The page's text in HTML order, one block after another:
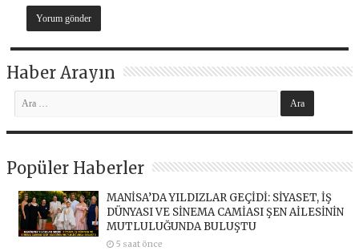
Haber Arayın
Popüler Haberler
MANİSA’DA YILDIZLAR GEÇİDİ: SİYASET, İŞ
DÜNYASI VE SİNEMA CAMİASI ŞEN AİLESİNİN
MUTLULUĞUNDA BULUŞTU
5 saat önce